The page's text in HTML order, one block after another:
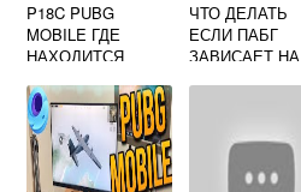
P18C PUBG
MOBILE ГДЕ
НАХОДИТСЯ
ЧТО ДЕЛАТЬ
ЕСЛИ ПАБГ
ЗАВИСАЕТ НА